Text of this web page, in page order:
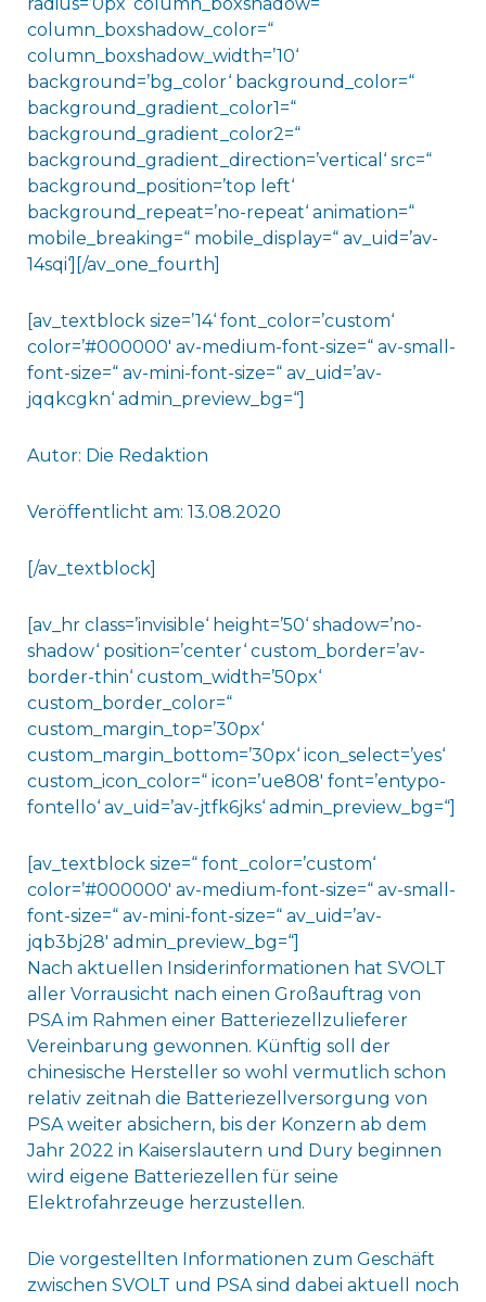
column_boxshadow_color=“
column_boxshadow_width=’10‘
background=’bg_color‘ background_color=“
background_gradient_color1=“
background_gradient_color2=“
background_gradient_direction=’vertical‘ src=“
background_position=’top left‘
background_repeat=’no-repeat‘ animation=“
mobile_breaking=“ mobile_display=“ av_uid=’av-
14sqi‘][/av_one_fourth]
[av_textblock size=’14‘ font_color=’custom‘
color=’#000000′ av-medium-font-size=“ av-small-
font-size=“ av-mini-font-size=“ av_uid=’av-
jqqkcgkn‘ admin_preview_bg=“]
Autor: Die Redaktion
Veröffentlicht am: 13.08.2020
[/av_textblock]
[av_hr class=’invisible‘ height=’50‘ shadow=’no-
shadow‘ position=’center‘ custom_border=’av-
border-thin‘ custom_width=’50px‘
custom_border_color=“
custom_margin_top=’30px‘
custom_margin_bottom=’30px‘ icon_select=’yes‘
custom_icon_color=“ icon=’ue808′ font=’entypo-
fontello‘ av_uid=’av-jtfk6jks‘ admin_preview_bg=“]
[av_textblock size=“ font_color=’custom‘
color=’#000000′ av-medium-font-size=“ av-small-
font-size=“ av-mini-font-size=“ av_uid=’av-
jqb3bj28′ admin_preview_bg=“]
Nach aktuellen Insiderinformationen hat SVOLT
aller Vorrausicht nach einen Großauftrag von
PSA im Rahmen einer Batteriezellzulieferer
Vereinbarung gewonnen. Künftig soll der
chinesische Hersteller so wohl vermutlich schon
relativ zeitnah die Batteriezellversorgung von
PSA weiter absichern, bis der Konzern ab dem
Jahr 2022 in Kaiserslautern und Dury beginnen
wird eigene Batteriezellen für seine
Elektrofahrzeuge herzustellen.
Die vorgestellten Informationen zum Geschäft
zwischen SVOLT und PSA sind dabei aktuell noch